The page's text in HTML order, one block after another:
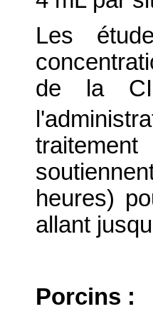
Les
de la
heures)
allant
Porcins :